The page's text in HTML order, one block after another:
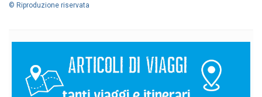
© Riproduzione riservata